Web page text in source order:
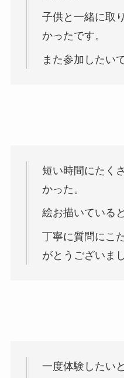
子供と一緒に取
かったです。
また参加したい
短い時間にたく
かった。
絵お描いている
丁寧に質問にこ
がとうございまし
一度体験したい